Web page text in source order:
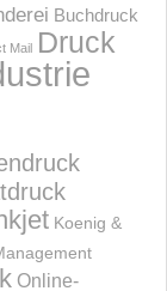
Buchdruck
Mail Druck
Koenig &
Online-